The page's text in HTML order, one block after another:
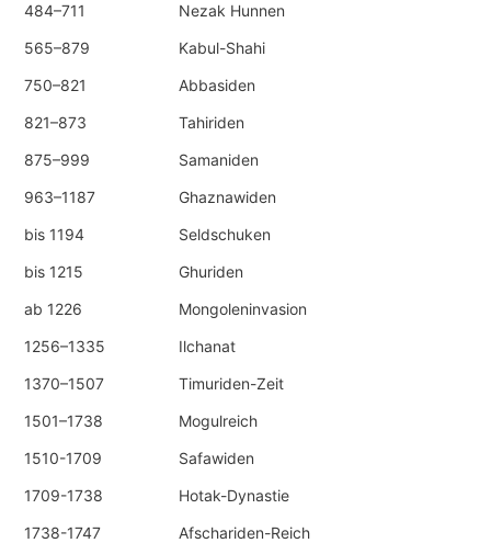
484–711
Nezak Hunnen
565–879
Kabul-Shahi
750–821
Abbasiden
821–873
Tahiriden
875–999
Samaniden
963–1187
Ghaznawiden
bis 1194
Seldschuken
bis 1215
Ghuriden
ab 1226
Mongoleninvasion
1256–1335
Ilchanat
1370–1507
Timuriden-Zeit
1501–1738
Mogulreich
1510-1709
Safawiden
1709-1738
Hotak-Dynastie
1738-1747
Afschariden-Reich